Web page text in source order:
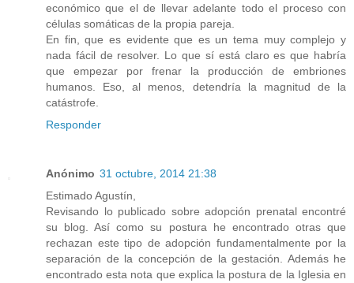
económico que el de llevar adelante todo el proceso con
células somáticas de la propia pareja.
En fin, que es evidente que es un tema muy complejo y
nada fácil de resolver. Lo que sí está claro es que habría
que empezar por frenar la producción de embriones
humanos. Eso, al menos, detendría la magnitud de la
catástrofe.
Responder
Anónimo 31 octubre, 2014 21:38
Estimado Agustín,
Revisando lo publicado sobre adopción prenatal encontré
su blog. Así como su postura he encontrado otras que
rechazan este tipo de adopción fundamentalmente por la
separación de la concepción de la gestación. Además he
encontrado esta nota que explica la postura de la Iglesia en